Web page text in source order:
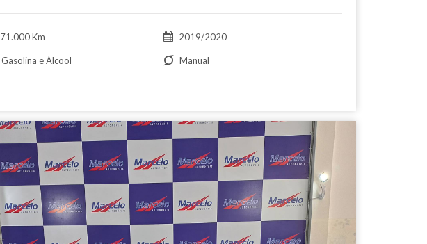
71.000 Km 2019/2020
Gasolina e Álcool Manual